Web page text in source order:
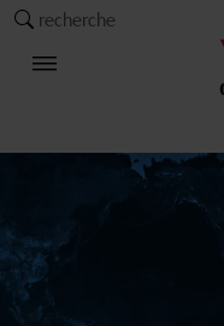
recherche